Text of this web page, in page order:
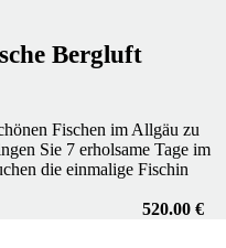
Bergluft
Fischen im Allgäu zu
Sie 7 erholsame Tage im
die einmalige Fischin
520.00 €